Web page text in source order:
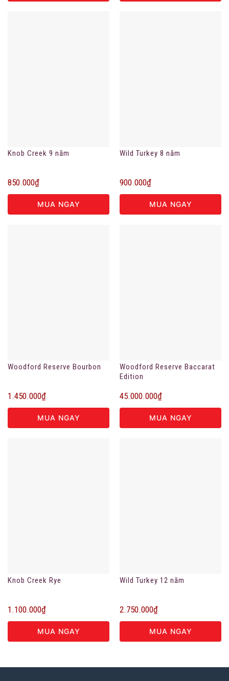
Knob Creek 9 năm
850.000₫
MUA NGAY
Wild Turkey 8 năm
900.000₫
MUA NGAY
Woodford Reserve Bourbon
1.450.000₫
MUA NGAY
Woodford Reserve Baccarat
Edition
45.000.000₫
MUA NGAY
Knob Creek Rye
1.100.000₫
MUA NGAY
Wild Turkey 12 năm
2.750.000₫
MUA NGAY